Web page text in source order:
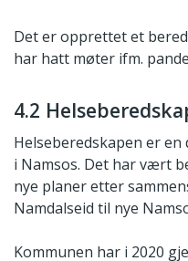
Det er opprettet et
har hatt møter ifm.
4.2
Helseberedskapen er
i Namsos. Det har vært
nye planer etter
Namdalseid til nye
Kommunen har i 2020